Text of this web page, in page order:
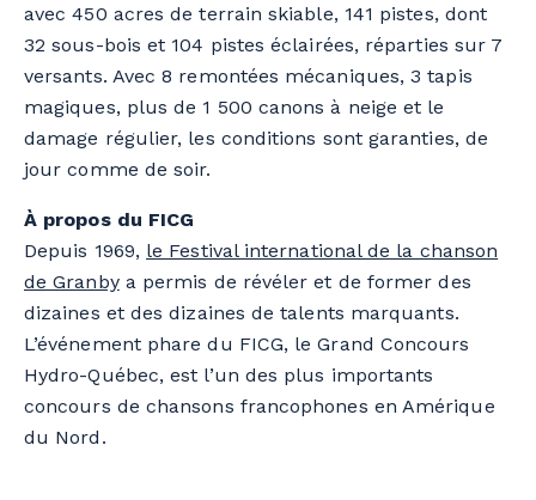
avec 450 acres de terrain skiable, 141 pistes, dont
32 sous-bois et 104 pistes éclairées, réparties sur 7
versants. Avec 8 remontées mécaniques, 3 tapis
magiques, plus de 1 500 canons à neige et le
damage régulier, les conditions sont garanties, de
jour comme de soir.
À propos du FICG
Depuis 1969, le Festival international de la chanson
de Granbya permis de révéler et de former des
dizaines et des dizaines de talents marquants.
L’événement phare du FICG, le Grand Concours
Hydro-Québec, est l’un des plus importants
concours de chansons francophones en Amérique
du Nord.